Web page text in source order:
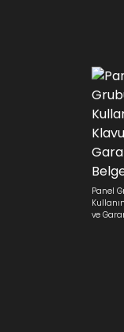
Panel
ve